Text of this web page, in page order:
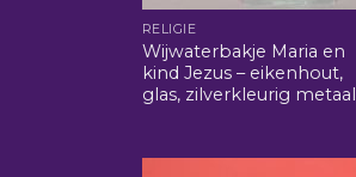
RELIGIE
Wijwaterbakje Maria en
kind Jezus – eikenhout,
glas, zilverkleurig metaal